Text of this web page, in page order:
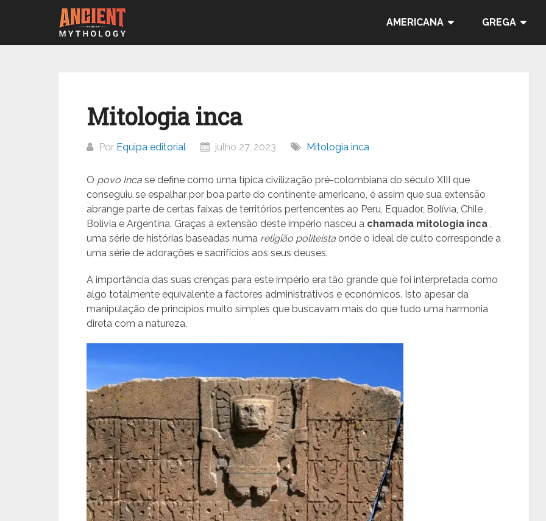
AMERICANA GREGA
Mitologia inca
Por Equipa editorial julho 27, 2023 Mitologia inca
O povo Inca se define como uma típica civilização pré-colombiana do século XIII que
conseguiu se espalhar por boa parte do continente americano, é assim que sua extensão
abrange parte de certas faixas de territórios pertencentes ao Peru, Equador, Bolívia, Chile ,
Bolívia e Argentina. Graças à extensão deste império nasceu a chamada mitologia inca ,
uma série de histórias baseadas numa religião politeísta onde o ideal de culto corresponde a
uma série de adorações e sacrifícios aos seus deuses.
A importância das suas crenças para este império era tão grande que foi interpretada como
algo totalmente equivalente a factores administrativos e económicos. Isto apesar da
manipulação de princípios muito simples que buscavam mais do que tudo uma harmonia
direta com a natureza.